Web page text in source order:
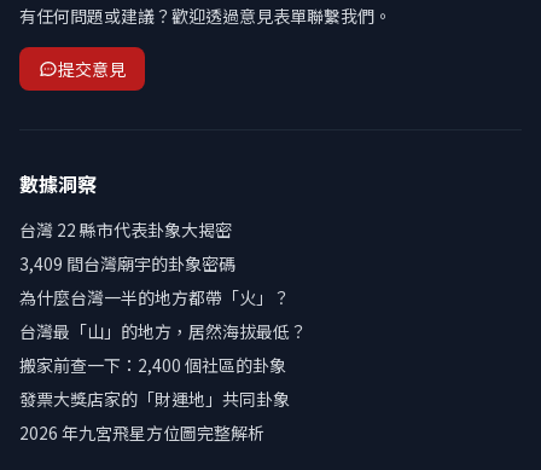
有任何問題或建議？歡迎透過意見表單聯繫我們。
提交意見
數據洞察
台灣 22 縣市代表卦象大揭密
3,409 間台灣廟宇的卦象密碼
為什麼台灣一半的地方都帶「火」？
台灣最「山」的地方，居然海拔最低？
搬家前查一下：2,400 個社區的卦象
發票大獎店家的「財運地」共同卦象
2026 年九宮飛星方位圖完整解析